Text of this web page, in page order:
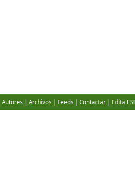
Autores | Archivos | Feeds | Contactar | Edita